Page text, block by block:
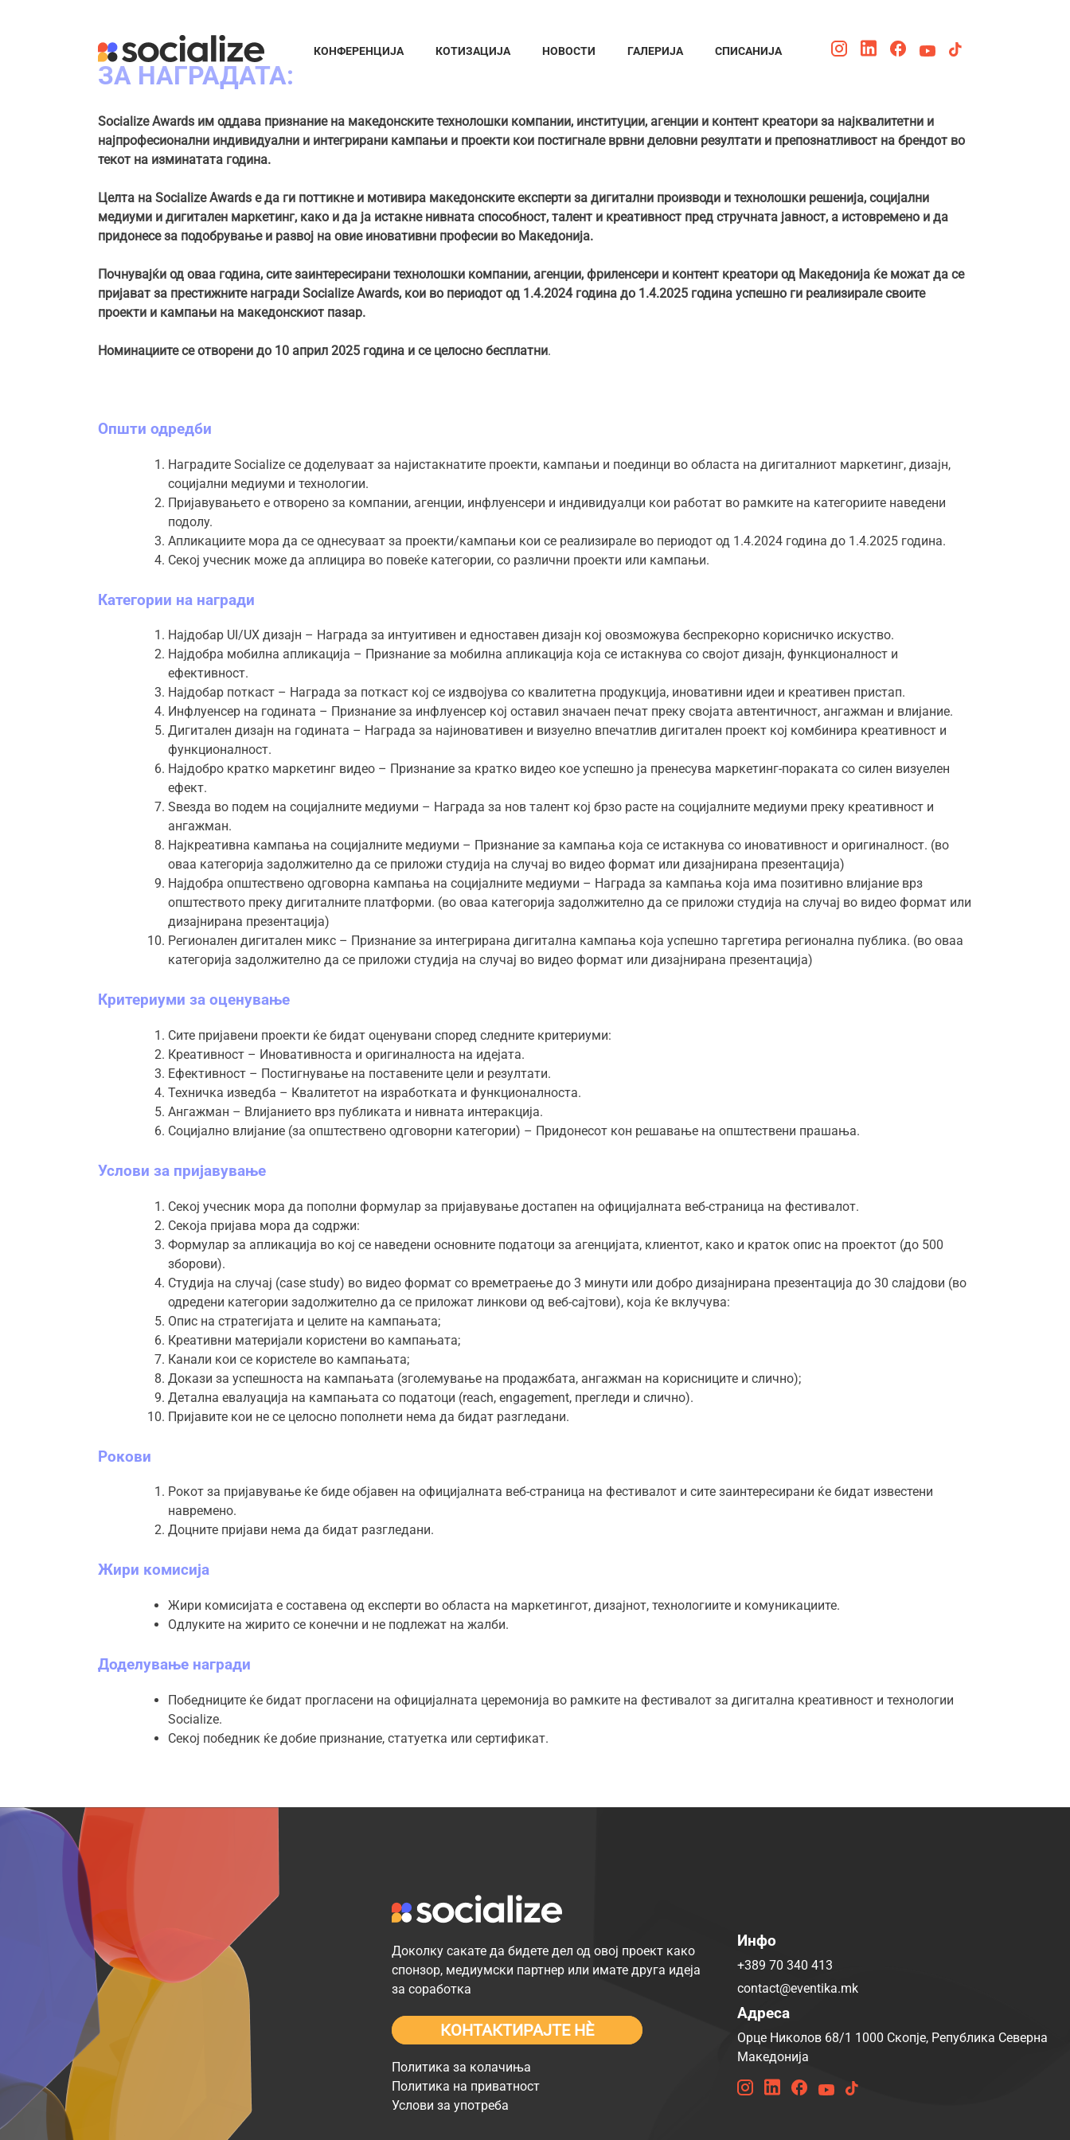
КОНФЕРЕНЦИЈА КОТИЗАЦИЈА НОВОСТИ ГАЛЕРИЈА СПИСАНИЈА
ЗА НАГРАДАТА:
Socialize Awards им оддава признание на македонските технолошки компании, институции, агенции и контент креатори за најквалитетни и
најпрофесионални индивидуални и интегрирани кампањи и проекти кои постигнале врвни деловни резултати и препознатливост на брендот во
текот на изминатата година.
Целта на Socialize Awards е да ги поттикне и мотивира македонските експерти за дигитални производи и технолошки решенија, социјални
медиуми и дигитален маркетинг, како и да ја истакне нивната способност, талент и креативност пред стручната јавност, а истовремено и да
придонесе за подобрување и развој на овие иновативни професии во Македонија.
Почнувајќи од оваа година, сите заинтересирани технолошки компании, агенции, фриленсери и контент креатори од Македонија ќе можат да се
пријават за престижните награди Socialize Awards, кои во периодот од 1.4.2024 година до 1.4.2025 година успешно ги реализирале своите
проекти и кампањи на македонскиот пазар.
Номинациите се отворени до 10 април 2025 година и се целосно бесплатни.
Општи одредби
Наградите Socialize се доделуваат за најистакнатите проекти, кампањи и поединци во областа на дигиталниот маркетинг, дизајн,
социјални медиуми и технологии.
Пријавувањето е отворено за компании, агенции, инфлуенсери и индивидуалци кои работат во рамките на категориите наведени
подолу.
Апликациите мора да се однесуваат за проекти/кампањи кои се реализирале во периодот од 1.4.2024 година до 1.4.2025 година.
Секој учесник може да аплицира во повеќе категории, со различни проекти или кампањи.
Категории на награди
Најдобар UI/UX дизајн – Награда за интуитивен и едноставен дизајн кој овозможува беспрекорно корисничко искуство.
Најдобра мобилна апликација – Признание за мобилна апликација која се истакнува со својот дизајн, функционалност и
ефективност.
Најдобар поткаст – Награда за поткаст кој се издвојува со квалитетна продукција, иновативни идеи и креативен пристап.
Инфлуенсер на годината – Признание за инфлуенсер кој оставил значаен печат преку својата автентичност, ангажман и влијание.
Дигитален дизајн на годината – Награда за најиновативен и визуелно впечатлив дигитален проект кој комбинира креативност и
функционалност.
Најдобро кратко маркетинг видео – Признание за кратко видео кое успешно ја пренесува маркетинг-пораката со силен визуелен
ефект.
Ѕвезда во подем на социјалните медиуми – Награда за нов талент кој брзо расте на социјалните медиуми преку креативност и
ангажман.
Најкреативна кампања на социјалните медиуми – Признание за кампања која се истакнува со иновативност и оригиналност. (во
оваа категорија задолжително да се приложи студија на случај во видео формат или дизајнирана презентација)
Најдобра општествено одговорна кампања на социјалните медиуми – Награда за кампања која има позитивно влијание врз
општеството преку дигиталните платформи. (во оваа категорија задолжително да се приложи студија на случај во видео формат или
дизајнирана презентација)
Регионален дигитален микс – Признание за интегрирана дигитална кампања која успешно таргетира регионална публика. (во оваа
категорија задолжително да се приложи студија на случај во видео формат или дизајнирана презентација)
Критериуми за оценување
Сите пријавени проекти ќе бидат оценувани според следните критериуми:
Креативност – Иновативноста и оригиналноста на идејата.
Ефективност – Постигнување на поставените цели и резултати.
Техничка изведба – Квалитетот на изработката и функционалноста.
Ангажман – Влијанието врз публиката и нивната интеракција.
Социјално влијание (за општествено одговорни категории) – Придонесот кон решавање на општествени прашања.
Услови за пријавување
Секој учесник мора да пополни формулар за пријавување достапен на официјалната веб-страница на фестивалот.
Секоја пријава мора да содржи:
Формулар за апликација во кој се наведени основните податоци за агенцијата, клиентот, како и краток опис на проектот (до 500
зборови).
Студија на случај (case study) во видео формат со времетраење до 3 минути или добро дизајнирана презентација до 30 слајдови (во
одредени категории задолжително да се приложат линкови од веб-сајтови), која ќе вклучува:
Опис на стратегијата и целите на кампањата;
Креативни материјали користени во кампањата;
Канали кои се користеле во кампањата;
Докази за успешноста на кампањата (зголемување на продажбата, ангажман на корисниците и слично);
Детална евалуација на кампањата со податоци (reach, engagement, прегледи и слично).
Пријавите кои не се целосно пополнети нема да бидат разгледани.
Рокови
Рокот за пријавување ќе биде објавен на официјалната веб-страница на фестивалот и сите заинтересирани ќе бидат известени
навремено.
Доцните пријави нема да бидат разгледани.
Жири комисија
Жири комисијата е составена од експерти во областа на маркетингот, дизајнот, технологиите и комуникациите.
Одлуките на жирито се конечни и не подлежат на жалби.
Доделување награди
Победниците ќе бидат прогласени на официјалната церемонија во рамките на фестивалот за дигитална креативност и технологии
Socialize.
Секој победник ќе добие признание, статуетка или сертификат.
Доколку сакате да бидете дел од овој проект како
спонзор, медиумски партнер или имате друга идеја
за соработка
КОНТАКТИРАЈТЕ НÈ
Политика за колачиња
Политика на приватност
Услови за употреба
Инфо
+389 70 340 413
contact@eventika.mk
Адреса
Орце Николов 68/1 1000 Скопје, Република Северна
Македонија